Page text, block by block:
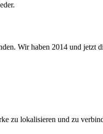
Wir haben 2014 und jetzt
lokalisieren und zu